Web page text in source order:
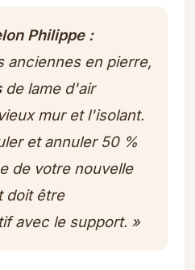
Philippe :
anciennes en pierre,
de lame d'air
mur et l'isolant.
et annuler 50 %
de votre nouvelle
doit être
avec le support. »